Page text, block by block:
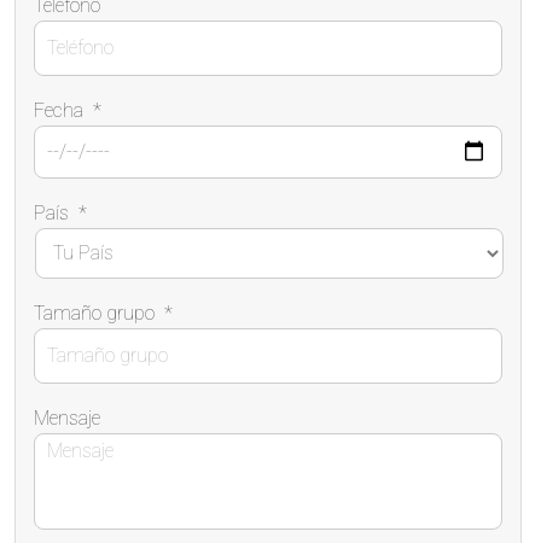
Teléfono
Fecha *
País *
Tamaño grupo *
Mensaje